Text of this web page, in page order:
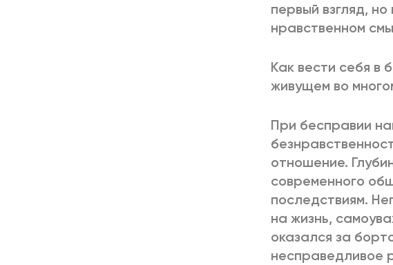
первый взгляд,
нравственном
Как вести себя в
живущем во
При бесправии
отношение.
современного
последствиям.
на жизнь,
оказался за
несправедливое